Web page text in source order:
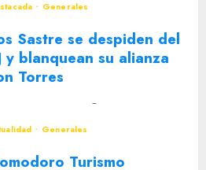
Generales
Sastre se despiden del
y blanquean su alianza
Torres
Generales
Turismo